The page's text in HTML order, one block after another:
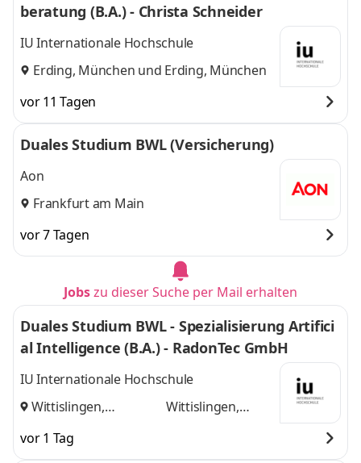
beratung (B.A.) - Christa Schneider
IU Internationale Hochschule
Erding, München und Erding, München
vor 11 Tagen
Duales Studium BWL (Versicherung)
Aon
Frankfurt am Main
vor 7 Tagen
Jobszu dieser Suche per Mail erhalten
Duales Studium BWL - Spezialisierung Artifici
al Intelligence (B.A.) - RadonTec GmbH
IU Internationale Hochschule
Wittislingen,
Wittislingen,
vor 1 Tag